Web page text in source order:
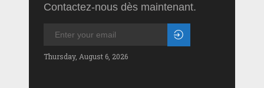
Contactez-nous dès maintenant.
Thursday, August 6, 2026